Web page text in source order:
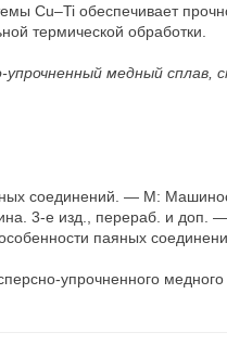
Cu–Ti обеспечивает
термической обработки.
упрочненный медный
соединений. — М:
3-е изд., перераб. и
паяных
упрочненного